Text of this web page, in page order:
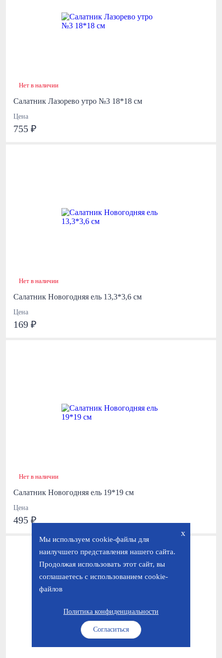
Нет в наличии
Салатник Лазорево утро №3 18*18 см
Цена
755 ₽
Нет в наличии
Салатник Новогодняя ель 13,3*3,6 см
Цена
169 ₽
Нет в наличии
Салатник Новогодняя ель 19*19 см
Цена
495 ₽
x
Мы используем cookie-файлы для
наилучшего представления нашего сайта.
Продолжая использовать этот сайт, вы
соглашаетесь с использованием cookie-
файлов
Согласиться
Политика конфиденциальности